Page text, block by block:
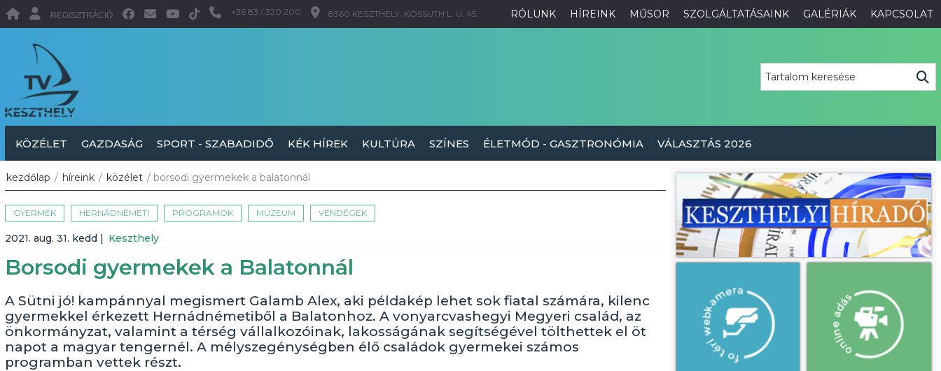
RÓLUNK HÍREINK MŰSOR SZOLGÁLTATÁSAINK GALÉRIÁK KAPCSOLAT
REGISZTRÁCIÓ +36 83 / 320 200 8360 KESZTHELY, KOSSUTH L. U. 45.
KÖZÉLET GAZDASÁG SPORT - SZABADIDŐ KÉK HÍREK KULTÚRA SZÍNES ÉLETMÓD - GASZTRONÓMIA VÁLASZTÁS 2026
kezdőlap / híreink / közélet / borsodi gyermekek a balatonnál
GYERMEK HERNÁDNÉMETI PROGRAMOK MÚZEUM VENDÉGEK
2021. aug. 31. kedd | Keszthely
Borsodi gyermekek a Balatonnál
A Sütni jó! kampánnyal megismert Galamb Alex, aki példakép lehet sok fiatal számára, kilenc
gyermekkel érkezett Hernádnémetiből a Balatonhoz. A vonyarcvashegyi Megyeri család, az
önkormányzat, valamint a térség vállalkozóinak, lakosságának segítségével tölthettek el öt
napot a magyar tengernél. A mélyszegénységben élő családok gyermekei számos
programban vettek részt.